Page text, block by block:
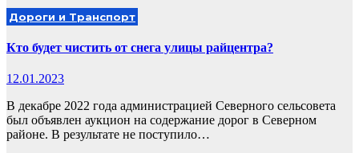
Дороги и Транспорт
Кто будет чистить от снега улицы райцентра?
12.01.2023
В декабре 2022 года администрацией Северного сельсовета
был объявлен аукцион на содержание дорог в Северном
районе. В результате не поступило…